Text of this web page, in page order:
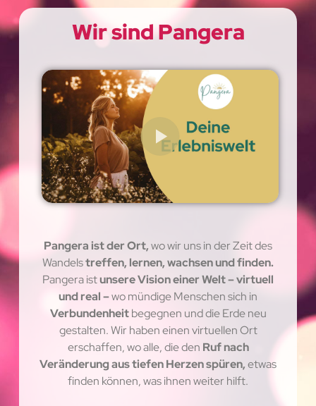
Wir sind Pangera
Pangera ist der Ort,wo wir uns in der Zeit des
Wandelstreffen, lernen, wachsen und finden.
Pangera istunsere Vision einer Welt – virtuell
und real –wo mündige Menschen sich in
Verbundenheitbegegnen und die Erde neu
gestalten. Wir haben einen virtuellen Ort
erschaffen, wo alle, die den Ruf nach
Veränderung aus tiefen Herzen spüren,etwas
finden können, was ihnen weiter hilft.